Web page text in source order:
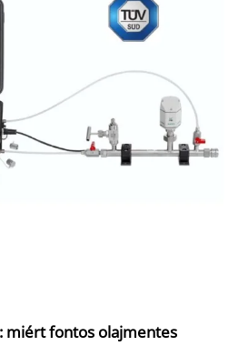
miért fontos olajmentes